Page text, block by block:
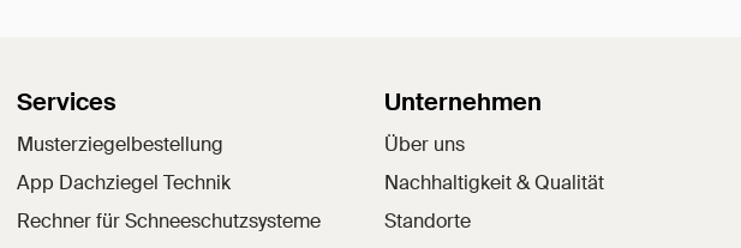
Services
Musterziegelbestellung
App Dachziegel Technik
Rechner für Schneeschutzsysteme
Unternehmen
Über uns
Nachhaltigkeit & Qualität
Standorte